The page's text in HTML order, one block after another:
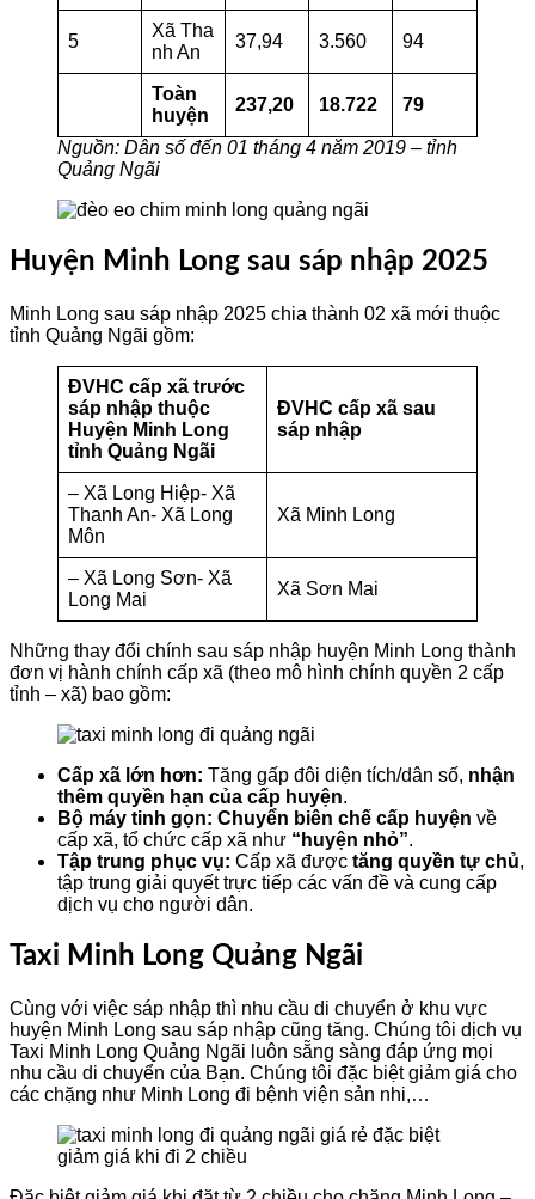
5
Xã Tha
nh An
37,94 3.560 94
Toàn
huyện
237,20 18.722 79
Nguồn: Dân số đến 01 tháng 4 năm 2019 – tỉnh
Quảng Ngãi
Huyện Minh Long sau sáp nhập 2025
Minh Long sau sáp nhập 2025 chia thành 02 xã mới thuộc
tỉnh Quảng Ngãi gồm:
ĐVHC cấp xã trước
sáp nhập thuộc
Huyện Minh Long
tỉnh Quảng Ngãi
ĐVHC cấp xã sau
sáp nhập
– Xã Long Hiệp- Xã
Thanh An- Xã Long
Môn
Xã Minh Long
– Xã Long Sơn- Xã
Long Mai
Xã Sơn Mai
Những thay đổi chính sau sáp nhập huyện Minh Long thành
đơn vị hành chính cấp xã (theo mô hình chính quyền 2 cấp
tỉnh – xã) bao gồm:
Cấp xã lớn hơn: Tăng gấp đôi diện tích/dân số, nhận
thêm quyền hạn của cấp huyện.
Bộ máy tinh gọn: Chuyển biên chế cấp huyện về
cấp xã, tổ chức cấp xã như “huyện nhỏ”.
Tập trung phục vụ: Cấp xã được tăng quyền tự chủ,
tập trung giải quyết trực tiếp các vấn đề và cung cấp
dịch vụ cho người dân.
Taxi Minh Long Quảng Ngãi
Cùng với việc sáp nhập thì nhu cầu di chuyển ở khu vực
huyện Minh Long sau sáp nhập cũng tăng. Chúng tôi dịch vụ
Taxi Minh Long Quảng Ngãi luôn sẵng sàng đáp ứng mọi
nhu cầu di chuyển của Bạn. Chúng tôi đặc biệt giảm giá cho
các chặng như Minh Long đi bệnh viện sản nhi,…